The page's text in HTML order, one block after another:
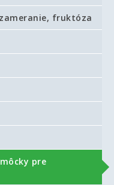
fruktóza
pre